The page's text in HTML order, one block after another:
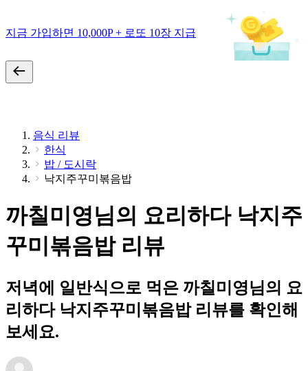
지금 가입하면 10,000P + 로또 10장 지급
음식 리뷰
한식
밥 / 도시락
낙지주꾸미볶음밥
까칠미영님의 요리하다 낙지주
꾸미볶음밥 리뷰
저녁에 일반식으로 먹은 까칠미영님의 요
리하다 낙지주꾸미볶음밥 리뷰를 확인해
보세요.